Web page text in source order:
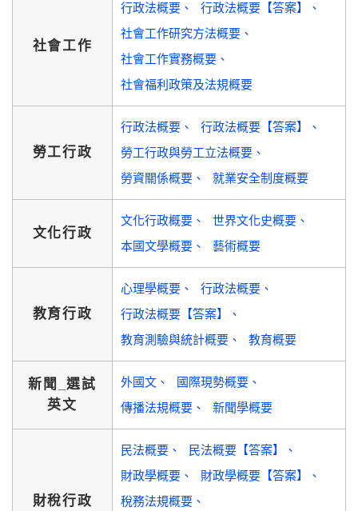
社會工作
行政法概要
行政法概要【答案】
社會工作研究方法概要
社會工作實務概要
社會福利政策及法規概要
勞工行政
行政法概要
行政法概要【答案】
勞工行政與勞工立法概要
勞資關係概要
就業安全制度概要
文化行政
文化行政概要
世界文化史概要
本國文學概要
藝術概要
教育行政
心理學概要
行政法概要
行政法概要【答案】
教育測驗與統計概要
教育概要
新聞_選試
英文
外國文
國際現勢概要
傳播法規概要
新聞學概要
財稅行政
民法概要
民法概要【答案】
財政學概要
財政學概要【答案】
稅務法規概要